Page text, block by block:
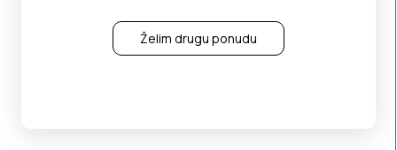
Želim drugu ponudu